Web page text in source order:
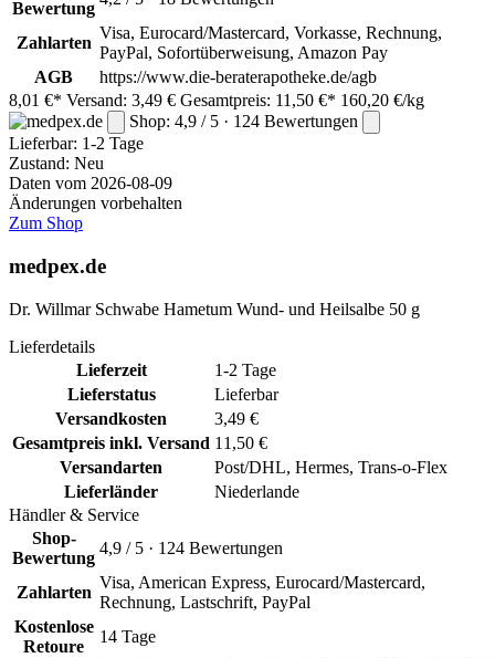
Bewertung
Zahlarten
Visa, Eurocard/Mastercard, Vorkasse, Rechnung,
PayPal, Sofortüberweisung, Amazon Pay
AGB
https://www.die-beraterapotheke.de/agb
8,01 €* Versand: 3,49 € Gesamtpreis: 11,50 €* 160,20 €/kg
Shop: 4,9 / 5 · 124 Bewertungen
Lieferbar: 1-2 Tage
Zustand: Neu
Daten vom 2026-08-09
Änderungen vorbehalten
Zum Shop
medpex.de
Dr. Willmar Schwabe Hametum Wund- und Heilsalbe 50 g
Lieferdetails
Lieferzeit
1-2 Tage
Lieferstatus
Lieferbar
Versandkosten
3,49 €
Gesamtpreis inkl. Versand 11,50 €
Versandarten
Post/DHL, Hermes, Trans-o-Flex
Lieferländer
Niederlande
Händler & Service
Shop-
Bewertung
4,9 / 5 · 124 Bewertungen
Zahlarten
Visa, American Express, Eurocard/Mastercard,
Rechnung, Lastschrift, PayPal
Kostenlose
Retoure
14 Tage